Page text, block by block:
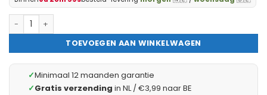
Luidsprekerkabel - Speakerkabel - Audiokabel 15m - 15 meter -
TOEVOEGEN AAN WINKELWAGEN
✓Minimaal 12 maanden garantie
✓Gratis verzending in NL / €3,99 naar BE